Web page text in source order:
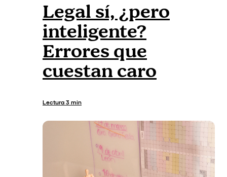
Legal sí, ¿pero
inteligente?
Errores que
cuestan caro
Lectura 3 min